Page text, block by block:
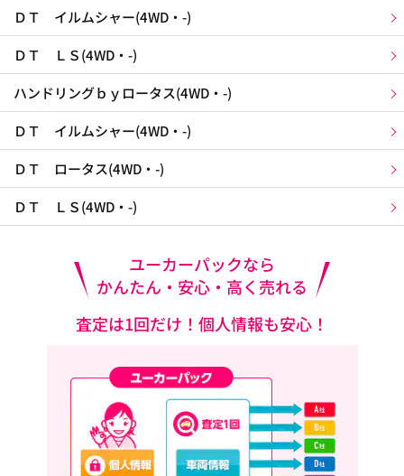
ＤＴ イルムシャー(4WD・-)
ＤＴ ＬＳ(4WD・-)
ハンドリングｂｙロータス(4WD・-)
ＤＴ イルムシャー(4WD・-)
ＤＴ ロータス(4WD・-)
ＤＴ ＬＳ(4WD・-)
ユーカーパックなら
かんたん・安心・高く売れる
査定は1回だけ！個人情報も安心！